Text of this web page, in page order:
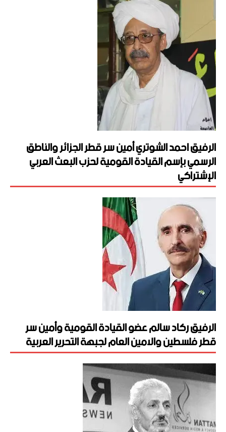
الرفيق احمد الشوتري أمين سر قطر الجزائر والناطق
الرسمي بإسم القيادة القومية لحزب البعث العربي
الإشتراكي
الرفيق ركاد سالم عضو القيادة القومية وأمين سر
قطر فلسطين والامين العام لجبهة التحرير العربية